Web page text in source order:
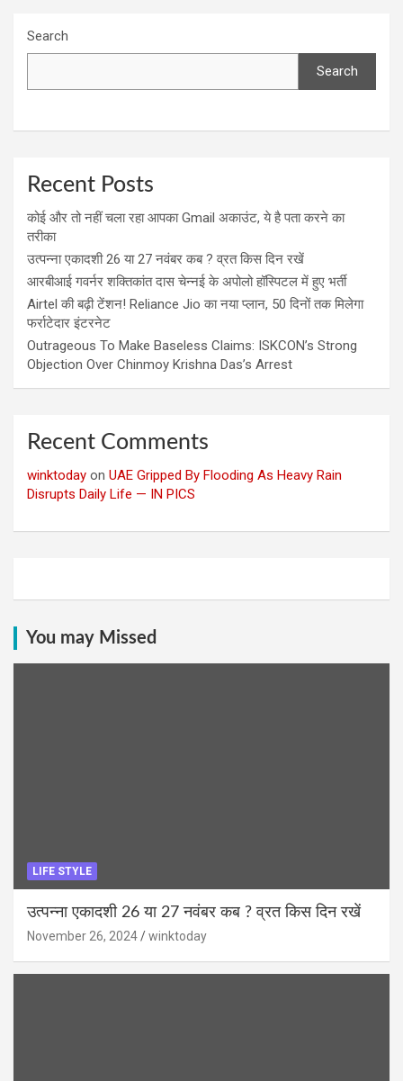
Search
Search
Recent Posts
कोई और तो नहीं चला रहा आपका Gmail अकाउंट, ये है पता करने का
तरीका
उत्पन्ना एकादशी 26 या 27 नवंबर कब ? व्रत किस दिन रखें
आरबीआई गवर्नर शक्तिकांत दास चेन्नई के अपोलो हॉस्पिटल में हुए भर्ती
Airtel की बढ़ी टेंशन! Reliance Jio का नया प्लान, 50 दिनों तक मिलेगा
फर्राटेदार इंटरनेट
Outrageous To Make Baseless Claims: ISKCON’s Strong
Objection Over Chinmoy Krishna Das’s Arrest
Recent Comments
winktoday on UAE Gripped By Flooding As Heavy Rain
Disrupts Daily Life — IN PICS
You may Missed
LIFE STYLE
उत्पन्ना एकादशी 26 या 27 नवंबर कब ? व्रत किस दिन रखें
November 26, 2024 winktoday